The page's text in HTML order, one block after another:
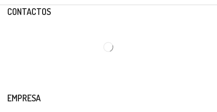
CONTACTOS
EMPRESA